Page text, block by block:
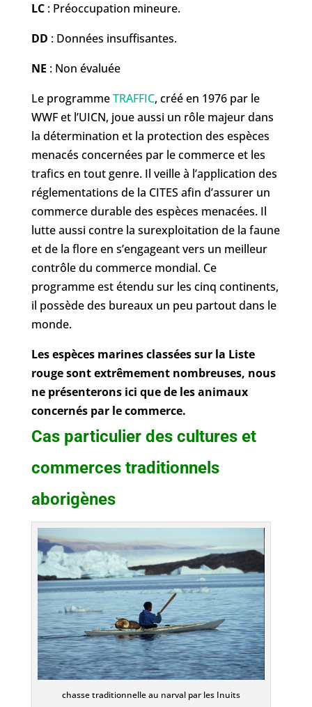
LC : Préoccupation mineure.
DD : Données insuffisantes.
NE : Non évaluée
Le programmeTRAFFIC, créé en 1976 par le
WWF et l’UICN, joue aussi un rôle majeur dans
la détermination et la protection des espèces
menacés concernées par le commerce et les
trafics en tout genre. Il veille à l’application des
réglementations de la CITES afin d’assurer un
commerce durable des espèces menacées. Il
lutte aussi contre la surexploitation de la faune
et de la flore en s’engageant vers un meilleur
contrôle du commerce mondial. Ce
programme est étendu sur les cinq continents,
il possède des bureaux un peu partout dans le
monde.
Les espèces marines classées sur la Liste
rouge sont extrêmement nombreuses, nous
ne présenterons ici que de les animaux
concernés par le commerce.
Cas particulier des cultures et
commerces traditionnels
aborigènes
chasse traditionnelle au narval par les Inuits